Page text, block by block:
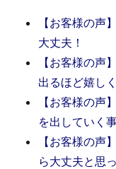
【お客様の声
大丈夫！
【お客様の声
出るほど嬉し
【お客様の声
を出していく
【お客様の声
ら大丈夫と思